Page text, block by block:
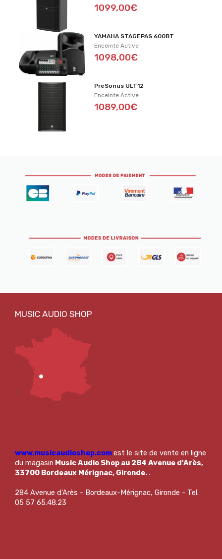
1099,00€
YAMAHA STAGEPAS 600BT
Enceinte Active
1098,00€
PreSonus ULT12
Enceinte Active
1089,00€
www.musicaudioshop.comest le site de vente en ligne
du magasin Music Audio Shop au 284 Avenue d'Arès,
33700 Bordeaux Mérignac, Gironde..
284 Avenue d'Arès - Bordeaux-Mérignac, Gironde - Tel.
05 57 65.48.23